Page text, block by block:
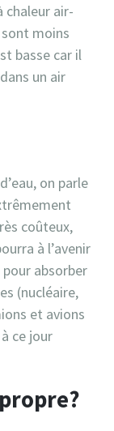
chaleur air-
moins
basse car il
un air
on parle
coûteux,
à l’avenir
absorber
(nucléaire,
et avions
ce jour